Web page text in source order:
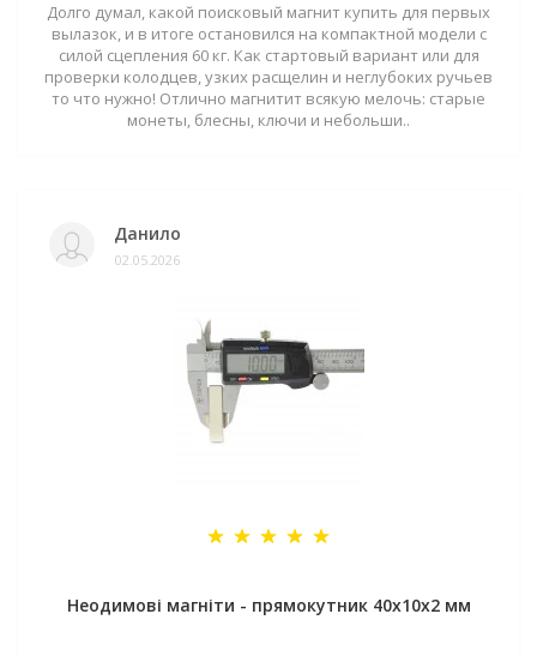
Долго думал, какой поисковый магнит купить для первых
вылазок, и в итоге остановился на компактной модели с
силой сцепления 60 кг. Как стартовый вариант или для
проверки колодцев, узких расщелин и неглубоких ручьев
то что нужно! Отлично магнитит всякую мелочь: старые
монеты, блесны, ключи и небольши..
Данило
02.05.2026
Неодимові магніти - прямокутник 40x10x2 мм